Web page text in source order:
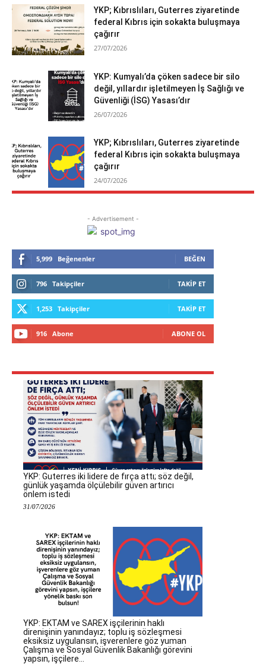
YKP; Kıbrıslıları, Guterres ziyaretinde
federal Kıbrıs için sokakta buluşmaya
çağırır
27/07/2026
YKP: Kumyalı’da çöken sadece bir silo
değil, yıllardır işletilmeyen İş Sağlığı ve
Güvenliği (İSG) Yasası’dır
26/07/2026
YKP; Kıbrıslıları, Guterres ziyaretinde
federal Kıbrıs için sokakta buluşmaya
çağırır
24/07/2026
- Advertisement -
5,999 Beğenenler BEĞEN
796 Takipçiler TAKIP ET
1,253 Takipçiler TAKIP ET
916 Abone ABONE OL
YKP: Guterres iki lidere de fırça attı; söz değil,
günlük yaşamda ölçülebilir güven artırıcı
önlem istedi
31/07/2026
YKP: EKTAM ve SAREX işçilerinin haklı
direnişinin yanındayız; toplu iş sözleşmesi
eksiksiz uygulansın, işverenlere göz yuman
Çalışma ve Sosyal Güvenlik Bakanlığı görevini
yapsın, işçilere...